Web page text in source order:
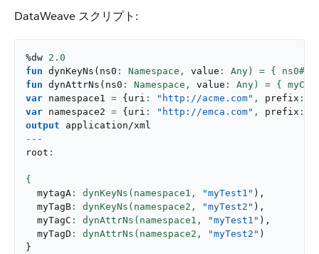
DataWeave スクリプト:
%dw 2.0
fun dynKeyNs ( ns0 : Namespace, value : Any) = {
fun dynAttrNs ( ns0 : Namespace, value : Any) = {
var namespace1 = { uri : "http://acme.com" , prefix :
var namespace2 = { uri : "http://emca.com" , prefix :
output
application/xml
---
root :
  mytagA
: dynKeyNs(namespace1, "myTest1" ) ,
  myTagB
: dynKeyNs(namespace2, "myTest2" ) ,
  myTagC
: dynAttrNs(namespace1, "myTest1" ) ,
  myTagD
: dynAttrNs(namespace2, "myTest2" )
}